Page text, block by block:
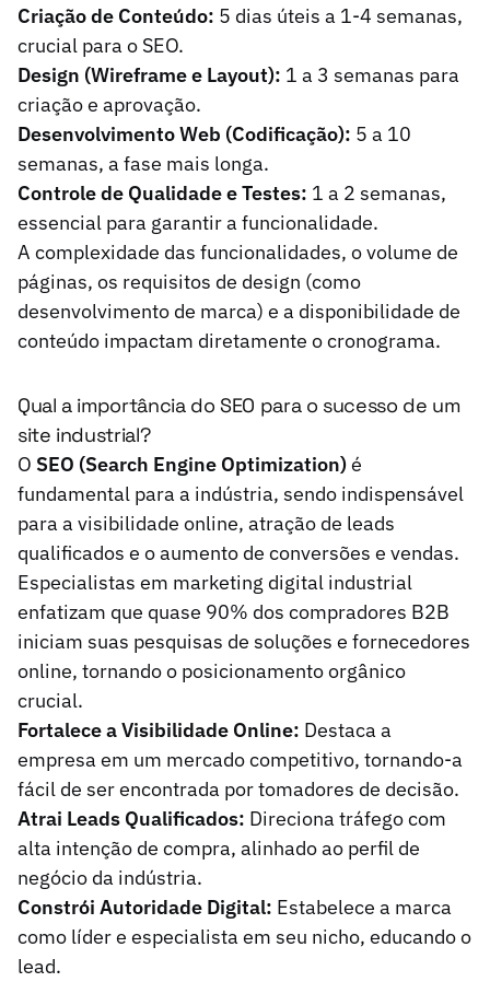
Criação de Conteúdo: 5 dias úteis a 1-4 semanas,
crucial para o SEO.
Design (Wireframe e Layout): 1 a 3 semanas para
criação e aprovação.
Desenvolvimento Web (Codificação): 5 a 10
semanas, a fase mais longa.
Controle de Qualidade e Testes: 1 a 2 semanas,
essencial para garantir a funcionalidade.
A complexidade das funcionalidades, o volume de
páginas, os requisitos de design (como
desenvolvimento de marca) e a disponibilidade de
conteúdo impactam diretamente o cronograma.
Qual a importância do SEO para o sucesso de um
site industrial?
O SEO (Search Engine Optimization)é
fundamental para a indústria, sendo indispensável
para a visibilidade online, atração de leads
qualificados e o aumento de conversões e vendas.
Especialistas em marketing digital industrial
enfatizam que quase 90% dos compradores B2B
iniciam suas pesquisas de soluções e fornecedores
online, tornando o posicionamento orgânico
crucial.
Fortalece a Visibilidade Online: Destaca a
empresa em um mercado competitivo, tornando-a
fácil de ser encontrada por tomadores de decisão.
Atrai Leads Qualificados: Direciona tráfego com
alta intenção de compra, alinhado ao perfil de
negócio da indústria.
Constrói Autoridade Digital: Estabelece a marca
como líder e especialista em seu nicho, educando o
lead.